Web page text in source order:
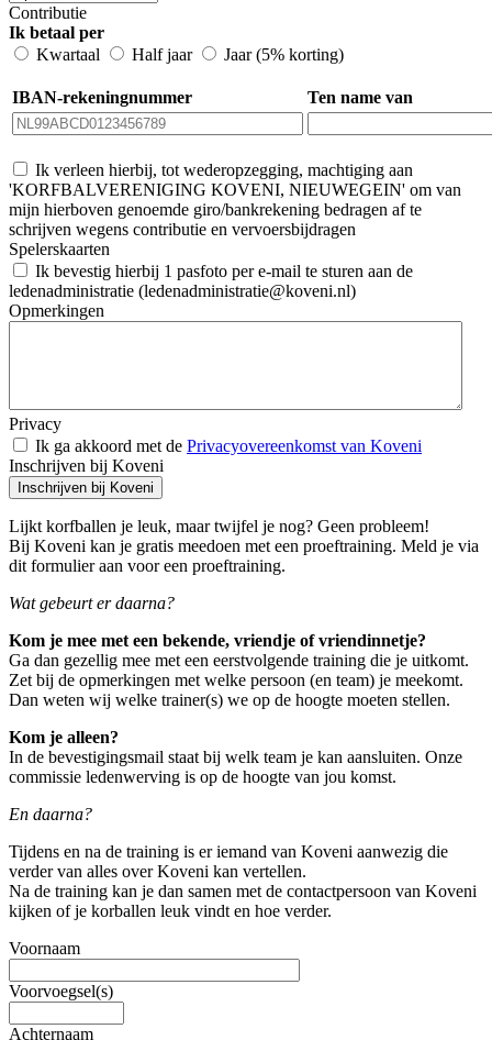
Contributie
Ik betaal per
Kwartaal
Half jaar Jaar (5% korting)
IBAN-rekeningnummer Ten name van
Ik verleen hierbij, tot wederopzegging, machtiging aan
'KORFBALVERENIGING KOVENI, NIEUWEGEIN' om van
mijn hierboven genoemde giro/bankrekening bedragen af te
schrijven wegens contributie en vervoersbijdragen
Spelerskaarten
Ik bevestig hierbij 1 pasfoto per e-mail te sturen aan de
ledenadministratie (ledenadministratie@koveni.nl)
Opmerkingen
Privacy
Ik ga akkoord met de Privacyovereenkomst van Koveni
Inschrijven bij Koveni
Inschrijven bij Koveni
Lijkt korfballen je leuk, maar twijfel je nog? Geen probleem!
Bij Koveni kan je gratis meedoen met een proeftraining. Meld je via
dit formulier aan voor een proeftraining.
Wat gebeurt er daarna?
Kom je mee met een bekende, vriendje of vriendinnetje?
Ga dan gezellig mee met een eerstvolgende training die je uitkomt.
Zet bij de opmerkingen met welke persoon (en team) je meekomt.
Dan weten wij welke trainer(s) we op de hoogte moeten stellen.
Kom je alleen?
In de bevestigingsmail staat bij welk team je kan aansluiten. Onze
commissie ledenwerving is op de hoogte van jou komst.
En daarna?
Tijdens en na de training is er iemand van Koveni aanwezig die
verder van alles over Koveni kan vertellen.
Na de training kan je dan samen met de contactpersoon van Koveni
kijken of je korballen leuk vindt en hoe verder.
Voornaam
Voorvoegsel(s)
Achternaam